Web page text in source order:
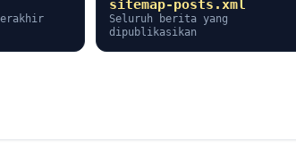
sitemap-posts.xml
Seluruh berita yang
dipublikasikan